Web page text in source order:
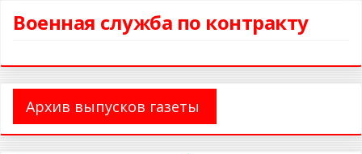
Военная служба по контракту
Архив выпусков газеты